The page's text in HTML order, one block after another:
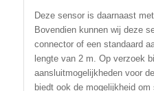
Deze sensor is daarnaast
Bovendien kunnen wij deze
connector of een standaard
lengte van 2 m. Op verzoek
aansluitmogelijkheden voor
biedt ook de mogelijkheid